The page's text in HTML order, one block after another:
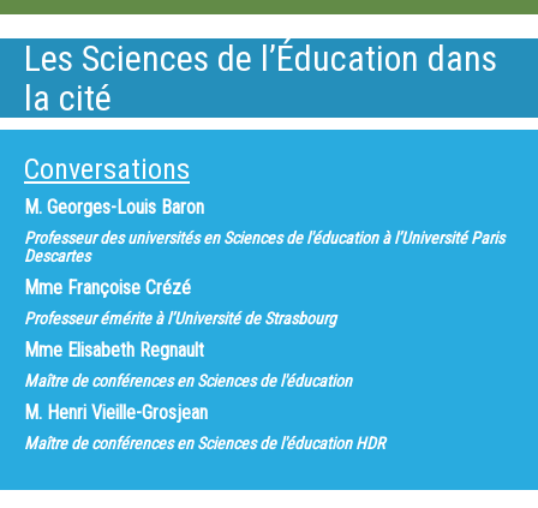
Les Sciences de l’Éducation dans
la cité
Conversations
M. Georges-Louis Baron
Professeur des universités en Sciences de l'éducation à l’Université Paris
Descartes
Mme Françoise Crézé
Professeur émérite à l’Université de Strasbourg
Mme Elisabeth Regnault
Maître de conférences en Sciences de l'éducation
M. Henri Vieille-Grosjean
Maître de conférences en Sciences de l'éducation HDR